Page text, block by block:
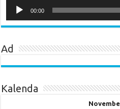
Player
00:00
Ad
Kalenda